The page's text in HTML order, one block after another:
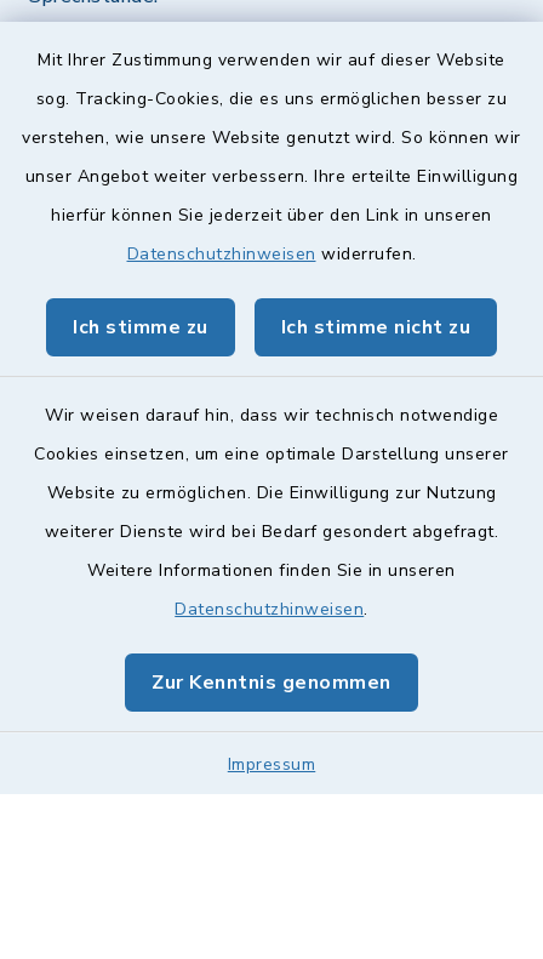
Mit Ihrer Zustimmung verwenden wir auf dieser Website
sog. Tracking-Cookies, die es uns ermöglichen besser zu
verstehen, wie unsere Website genutzt wird. So können wir
unser Angebot weiter verbessern. Ihre erteilte Einwilligung
hierfür können Sie jederzeit über den Link in unseren
Datenschutzhinweisen widerrufen.
Ich stimme zu Ich stimme nicht zu
Wir weisen darauf hin, dass wir technisch notwendige
Cookies einsetzen, um eine optimale Darstellung unserer
Website zu ermöglichen. Die Einwilligung zur Nutzung
weiterer Dienste wird bei Bedarf gesondert abgefragt.
Weitere Informationen finden Sie in unseren
Datenschutzhinweisen.
Zur Kenntnis genommen
Impressum
Quicklinks
Landkreis Lichtenfels
geoPortal Lichtenfels
Barrierefreiheit
Impressum
Sitemap